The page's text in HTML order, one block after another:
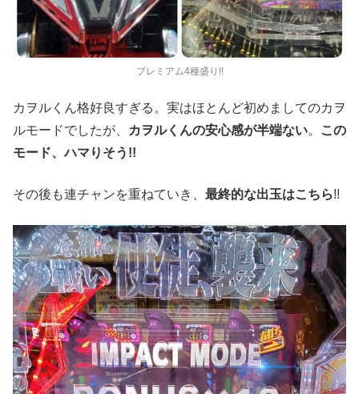
プレミアム4種盛り!!
カヲルくん格好良すぎる。実はほとんど初めましてのカヲ
ルモードでしたが、
カヲルくんの安心感が半端ない。
この
モード、ハマりそう!!
その後も連チャンを重ねていき、 最終的な出玉はこちら!!